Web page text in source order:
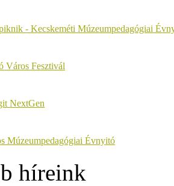
- Kecskeméti Múzeumpedagógiai
Város Fesztivál
NextGen
Múzeumpedagógiai Évnyitó
híreink